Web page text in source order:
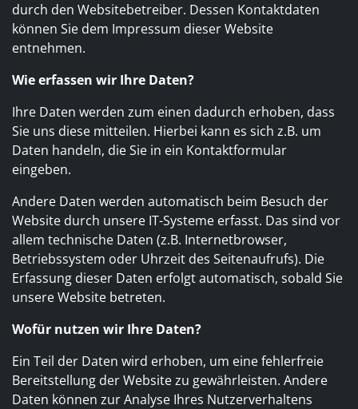
durch den Websitebetreiber. Dessen Kontaktdaten
können Sie dem Impressum dieser Website
entnehmen.
Wie erfassen wir Ihre Daten?
Ihre Daten werden zum einen dadurch erhoben, dass
Sie uns diese mitteilen. Hierbei kann es sich z.B. um
Daten handeln, die Sie in ein Kontaktformular
eingeben.
Andere Daten werden automatisch beim Besuch der
Website durch unsere IT-Systeme erfasst. Das sind vor
allem technische Daten (z.B. Internetbrowser,
Betriebssystem oder Uhrzeit des Seitenaufrufs). Die
Erfassung dieser Daten erfolgt automatisch, sobald Sie
unsere Website betreten.
Wofür nutzen wir Ihre Daten?
Ein Teil der Daten wird erhoben, um eine fehlerfreie
Bereitstellung der Website zu gewährleisten. Andere
Daten können zur Analyse Ihres Nutzerverhaltens